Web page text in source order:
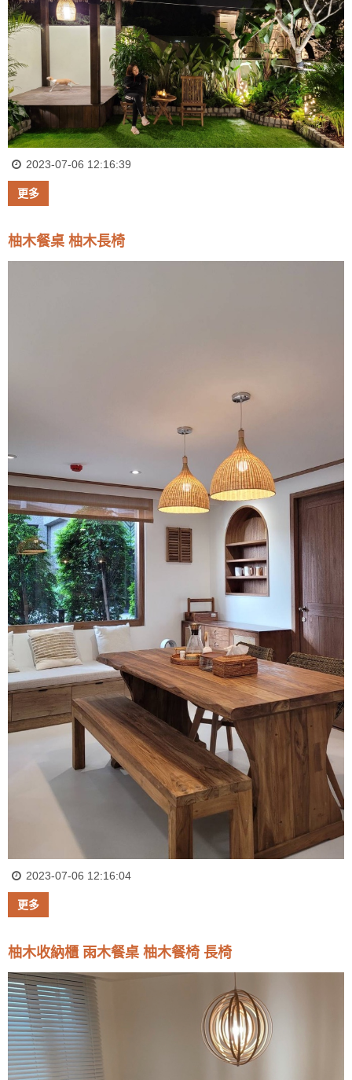
2023-07-06 12:16:39
更多
柚木餐桌 柚木長椅
2023-07-06 12:16:04
更多
柚木收納櫃 雨木餐桌 柚木餐椅 長椅